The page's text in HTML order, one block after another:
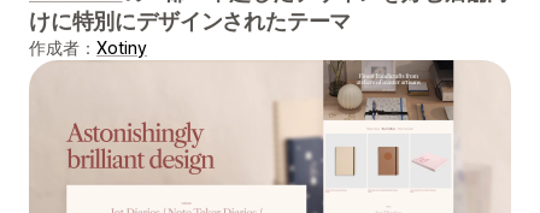
けに特別にデザインされたテーマ
作成者： Xotiny